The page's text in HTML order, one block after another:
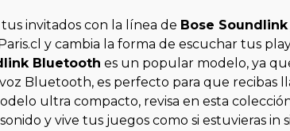
invitados con la línea de Bose Soundlink
y cambia la forma de escuchar tus
Bluetooth es un popular modelo, ya
Bluetooth, es perfecto para que recibas
ultra compacto, revisa en esta
y vive tus juegos como si estuvieras in